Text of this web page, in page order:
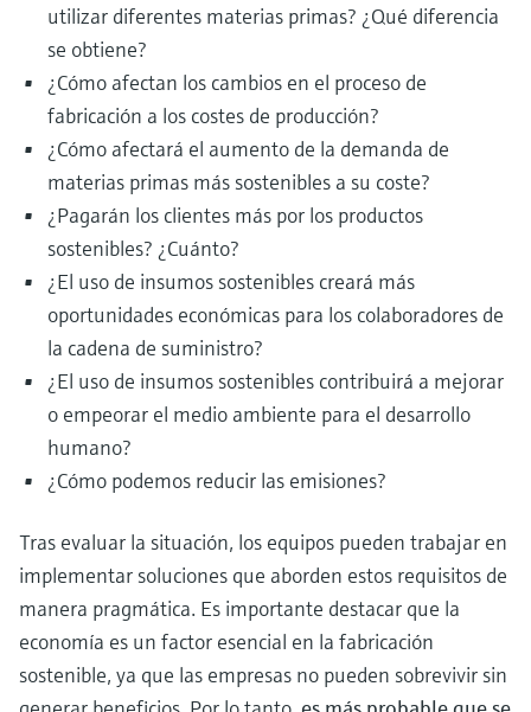
utilizar diferentes materias primas? ¿Qué diferencia
se obtiene?
¿Cómo afectan los cambios en el proceso de
fabricación a los costes de producción?
¿Cómo afectará el aumento de la demanda de
materias primas más sostenibles a su coste?
¿Pagarán los clientes más por los productos
sostenibles? ¿Cuánto?
¿El uso de insumos sostenibles creará más
oportunidades económicas para los colaboradores de
la cadena de suministro?
¿El uso de insumos sostenibles contribuirá a mejorar
o empeorar el medio ambiente para el desarrollo
humano?
¿Cómo podemos reducir las emisiones?
Tras evaluar la situación, los equipos pueden trabajar en
implementar soluciones que aborden estos requisitos de
manera pragmática. Es importante destacar que la
economía es un factor esencial en la fabricación
sostenible, ya que las empresas no pueden sobrevivir sin